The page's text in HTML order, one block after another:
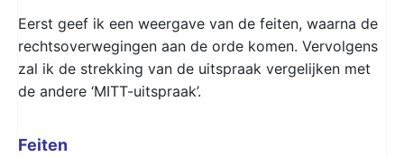
Eerst geef ik een weergave van de feiten, waarna de
rechtsoverwegingen aan de orde komen. Vervolgens
zal ik de strekking van de uitspraak vergelijken met
de andere ‘MITT-uitspraak’.
Feiten